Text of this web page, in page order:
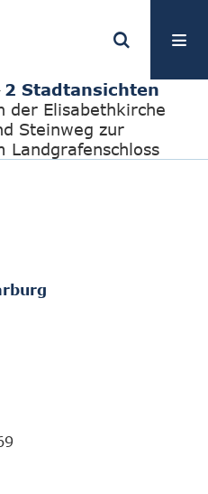
2 Stadtansichten
der Elisabethkirche
Steinweg zur
Landgrafenschloss